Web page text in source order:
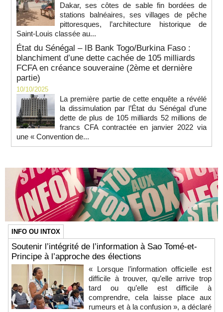
Dakar, ses côtes de sable fin bordées de
stations balnéaires, ses villages de pêche
pittoresques, l’architecture historique de
Saint-Louis classée au...
État du Sénégal – IB Bank Togo/Burkina Faso :
blanchiment d’une dette cachée de 105 milliards
FCFA en créance souveraine (2ème et dernière
partie)
10/10/2025
La première partie de cette enquête a révélé
la dissimulation par l’État du Sénégal d’une
dette de plus de 105 milliards 52 millions de
francs CFA contractée en janvier 2022 via
une « Convention de...
INFO OU INTOX
Soutenir l’intégrité de l’information à Sao Tomé-et-
Principe à l’approche des élections
« Lorsque l’information officielle est
difficile à trouver, qu’elle arrive trop
tard ou qu’elle est difficile à
comprendre, cela laisse place aux
rumeurs et à la confusion », a déclaré